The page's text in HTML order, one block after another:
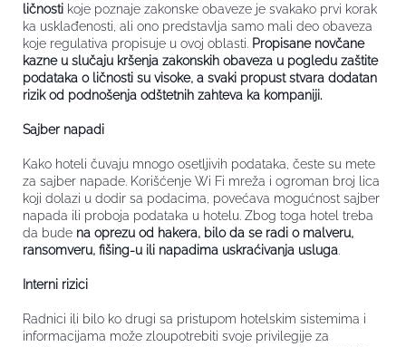
ličnosti koje poznaje zakonske obaveze je svakako prvi korak
ka usklađenosti, ali ono predstavlja samo mali deo obaveza
koje regulativa propisuje u ovoj oblasti. Propisane novčane
kazne u slučaju kršenja zakonskih obaveza u pogledu zaštite
podataka o ličnosti su visoke, a svaki propust stvara dodatan
rizik od podnošenja odštetnih zahteva ka kompaniji.
Sajber napadi
Kako hoteli čuvaju mnogo osetljivih podataka, česte su mete
za sajber napade. Korišćenje Wi Fi mreža i ogroman broj lica
koji dolazi u dodir sa podacima, povećava mogućnost sajber
napada ili proboja podataka u hotelu. Zbog toga hotel treba
da bude na oprezu od hakera, bilo da se radi o malveru,
ransomveru, fišing-u ili napadima uskraćivanja usluga.
Interni rizici
Radnici ili bilo ko drugi sa pristupom hotelskim sistemima i
informacijama može zloupotrebiti svoje privilegije za